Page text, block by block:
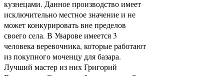
кузнецами. Данное производство имеет
исключительно местное значение и не
может конкурировать вне пределов
своего села. В Уварове имеется 3
человека веревочника, которые работают
из покупного моченцу для базара.
Лучший мастер из них Григорий